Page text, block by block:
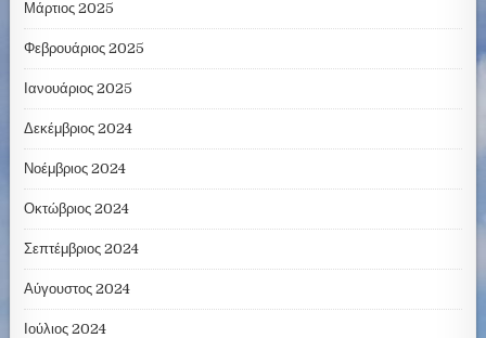
Μάρτιος 2025
Φεβρουάριος 2025
Ιανουάριος 2025
Δεκέμβριος 2024
Νοέμβριος 2024
Οκτώβριος 2024
Σεπτέμβριος 2024
Αύγουστος 2024
Ιούλιος 2024